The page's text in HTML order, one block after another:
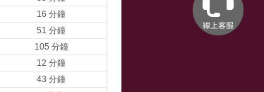
16 分鐘
51 分鐘
105 分鐘
12 分鐘
43 分鐘